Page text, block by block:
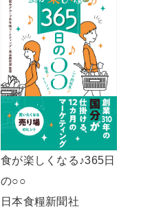
食が楽しくなる♪365日
の○○
日本食糧新聞社